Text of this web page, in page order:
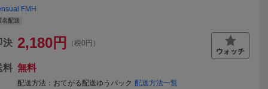
FMH
名配送
決 2,180円 （税0円）
料 無料
配送方法 おてがる配送ゆうパック 配送方法一覧